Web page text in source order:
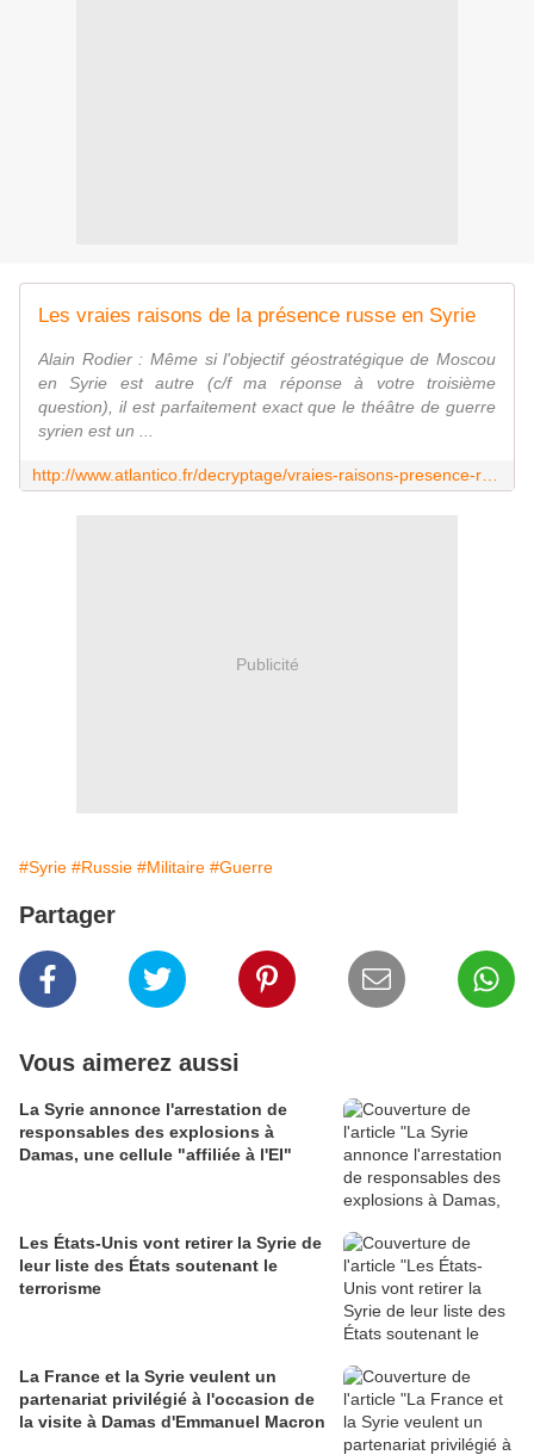
Les vraies raisons de la présence russe en Syrie
Alain Rodier : Même si l'objectif géostratégique de Moscou
en Syrie est autre (c/f ma réponse à votre troisième
question), il est parfaitement exact que le théâtre de guerre
syrien est un ...
Publicité
#Syrie #Russie #Militaire #Guerre
Partager
Vous aimerez aussi
La Syrie annonce l'arrestation de
responsables des explosions à
Damas, une cellule "affiliée à l'EI"
Les États-Unis vont retirer la Syrie de
leur liste des États soutenant le
terrorisme
La France et la Syrie veulent un
partenariat privilégié à l'occasion de
la visite à Damas d'Emmanuel Macron